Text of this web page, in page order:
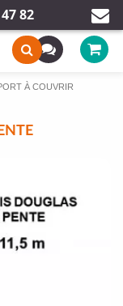
82
À COUVRIR